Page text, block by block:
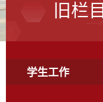
旧栏目
学生工作